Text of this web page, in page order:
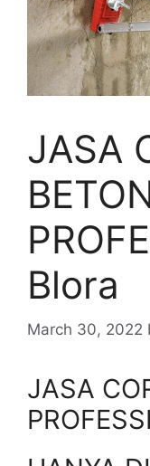
JASA
Blora
March 30, 2022
JASA